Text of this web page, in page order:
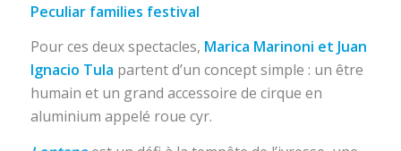
Peculiar families festival
Pour ces deux spectacles, Marica Marinoni et Juan
Ignacio Tula partent d’un concept simple : un être
humain et un grand accessoire de cirque en
aluminium appelé roue cyr.